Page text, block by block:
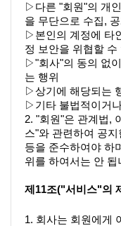
▷다른 "회원"의 개
을 무단으로 수집,
▷본인의 계정에 타
정 보안을 위협할 수
▷"회사"의 동의 없
는 행위
▷상기에 해당되는
▷기타 불법적이거
2. "회원"은 관계법,
스"와 관련하여 공
등을 준수하여야 하
위를 하여서는 안 됩
제11조("서비스"의
1. 회사는 회원에게